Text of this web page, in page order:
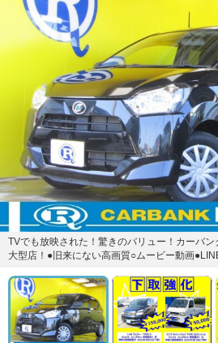
TVでも放映された！驚きのバリュー！カーバ
大型店！●旧来にない高画質○ムービー動画